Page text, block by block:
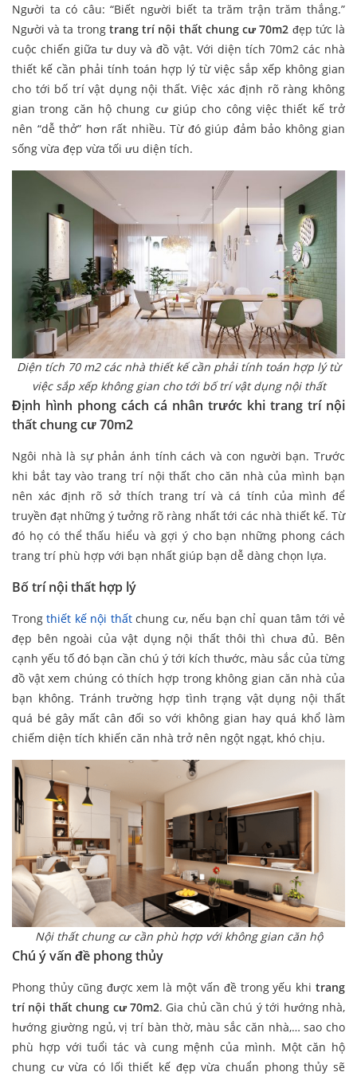
Người ta có câu: “Biết người biết ta trăm trận trăm thắng.”
Người và ta trong trang trí nội thất chung cư 70m2 đẹp tức là
cuộc chiến giữa tư duy và đồ vật. Với diện tích 70m2 các nhà
thiết kế cần phải tính toán hợp lý từ việc sắp xếp không gian
cho tới bố trí vật dụng nội thất. Việc xác định rõ ràng không
gian trong căn hộ chung cư giúp cho công việc thiết kế trở
nên “dễ thở” hơn rất nhiều. Từ đó giúp đảm bảo không gian
sống vừa đẹp vừa tối ưu diện tích.
Diện tích 70 m2 các nhà thiết kế cần phải tính toán hợp lý từ
việc sắp xếp không gian cho tới bố trí vật dụng nội thất
Định hình phong cách cá nhân trước khi trang trí nội
thất chung cư 70m2
Ngôi nhà là sự phản ánh tính cách và con người bạn. Trước
khi bắt tay vào trang trí nội thất cho căn nhà của mình bạn
nên xác định rõ sở thích trang trí và cá tính của mình để
truyền đạt những ý tưởng rõ ràng nhất tới các nhà thiết kế. Từ
đó họ có thể thấu hiểu và gợi ý cho bạn những phong cách
trang trí phù hợp với bạn nhất giúp bạn dễ dàng chọn lựa.
Bố trí nội thất hợp lý
Trongthiết kế nội thấtchung cư, nếu bạn chỉ quan tâm tới vẻ
đẹp bên ngoài của vật dụng nội thất thôi thì chưa đủ. Bên
cạnh yếu tố đó bạn cần chú ý tới kích thước, màu sắc của từng
đồ vật xem chúng có thích hợp trong không gian căn nhà của
bạn không. Tránh trường hợp tình trạng vật dụng nội thất
quá bé gây mất cân đối so với không gian hay quá khổ làm
chiếm diện tích khiến căn nhà trở nên ngột ngạt, khó chịu.
Nội thất chung cư cần phù hợp với không gian căn hộ
Chú ý vấn đề phong thủy
Phong thủy cũng được xem là một vấn đề trong yếu khi trang
trí nội thất chung cư 70m2. Gia chủ cần chú ý tới hướng nhà,
hướng giường ngủ, vị trí bàn thờ, màu sắc căn nhà,… sao cho
phù hợp với tuổi tác và cung mệnh của mình. Một căn hộ
chung cư vừa có lối thiết kế đẹp vừa chuẩn phong thủy sẽ